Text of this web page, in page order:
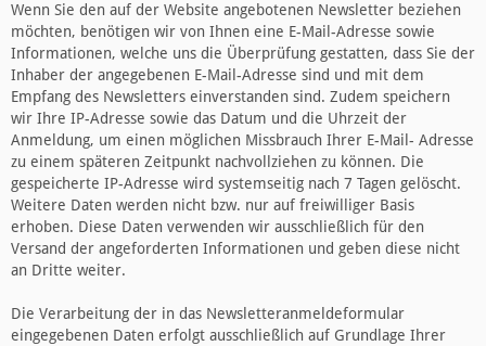
Wenn Sie den auf der Website angebotenen Newsletter beziehen
möchten, benötigen wir von Ihnen eine E-Mail-Adresse sowie
Informationen, welche uns die Überprüfung gestatten, dass Sie der
Inhaber der angegebenen E-Mail-Adresse sind und mit dem
Empfang des Newsletters einverstanden sind. Zudem speichern
wir Ihre IP-Adresse sowie das Datum und die Uhrzeit der
Anmeldung, um einen möglichen Missbrauch Ihrer E-Mail- Adresse
zu einem späteren Zeitpunkt nachvollziehen zu können. Die
gespeicherte IP-Adresse wird systemseitig nach 7 Tagen gelöscht.
Weitere Daten werden nicht bzw. nur auf freiwilliger Basis
erhoben. Diese Daten verwenden wir ausschließlich für den
Versand der angeforderten Informationen und geben diese nicht
an Dritte weiter.
Die Verarbeitung der in das Newsletteranmeldeformular
eingegebenen Daten erfolgt ausschließlich auf Grundlage Ihrer